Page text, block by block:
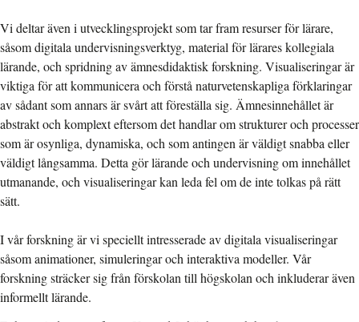
Vi deltar även i utvecklingsprojekt som tar fram resurser för lärare,
såsom digitala undervisningsverktyg, material för lärares kollegiala
lärande, och spridning av ämnesdidaktisk forskning. Visualiseringar är
viktiga för att kommunicera och förstå naturvetenskapliga förklaringar
av sådant som annars är svårt att föreställa sig. Ämnesinnehållet är
abstrakt och komplext eftersom det handlar om strukturer och processer
som är osynliga, dynamiska, och som antingen är väldigt snabba eller
väldigt långsamma. Detta gör lärande och undervisning om innehållet
utmanande, och visualiseringar kan leda fel om de inte tolkas på rätt
sätt.
I vår forskning är vi speciellt intresserade av digitala visualiseringar
såsom animationer, simuleringar och interaktiva modeller. Vår
forskning sträcker sig från förskolan till högskolan och inkluderar även
informellt lärande.